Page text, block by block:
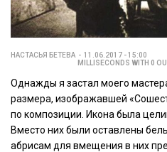
НАСТАСЬЯ БЕТЕВА 11.06.2017 - 15:00
MILLISECONDS WITH 0
Однажды я застал моего
размера, изображавшей
по композиции. Икона была
Вместо них были оставлены
абрисам для вмещения в них